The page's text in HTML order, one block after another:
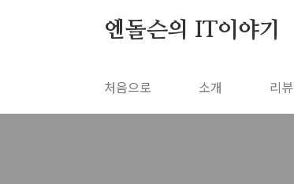
엔돌슨의 IT이야기
처음으로 소개 리뷰